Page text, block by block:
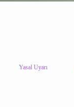
Yasal Uyarı